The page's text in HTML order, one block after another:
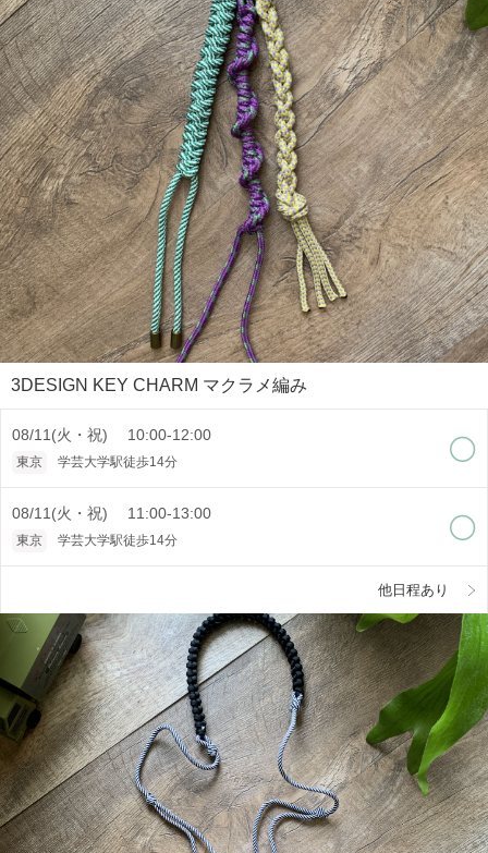
初心者の方の参加歓迎します！
3DESIGN KEY CHARM マクラメ編み
08/11(火・祝) 10:00-12:00
東京 学芸大学駅徒歩14分
08/11(火・祝) 11:00-13:00
東京 学芸大学駅徒歩14分
他日程あり